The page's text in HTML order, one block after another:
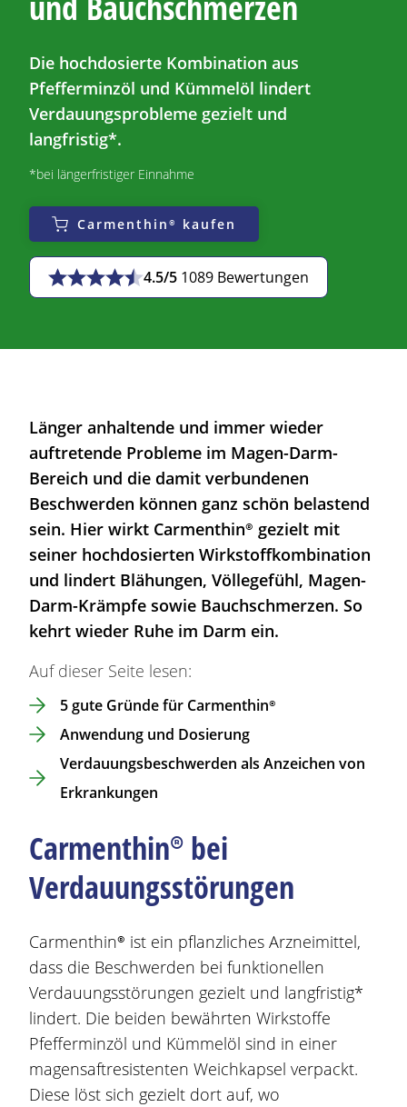
Die hochdosierte Kombination aus
Pfefferminzöl und Kümmelöl lindert
Verdauungsprobleme gezielt und
langfristig*.
*bei längerfristiger Einnahme
Carmenthin® kaufen
4.5/5 1089 Bewertungen
Länger anhaltende und immer wieder
auftretende Probleme im Magen-Darm-
Bereich und die damit verbundenen
Beschwerden können ganz schön belastend
sein. Hier wirkt Carmenthin® gezielt mit
seiner hochdosierten Wirkstoffkombination
und lindert Blähungen, Völlegefühl, Magen-
Darm-Krämpfe sowie Bauchschmerzen. So
kehrt wieder Ruhe im Darm ein.
Auf dieser Seite lesen:
5 gute Gründe für Carmenthin®
Anwendung und Dosierung
Verdauungsbeschwerden als Anzeichen von
Erkrankungen
Carmenthin®bei
Verdauungsstörungen
Carmenthin® ist ein pflanzliches Arzneimittel,
dass die Beschwerden bei funktionellen
Verdauungsstörungen gezielt und langfristig*
lindert. Die beiden bewährten Wirkstoffe
Pfefferminzöl und Kümmelöl sind in einer
magensaftresistenten Weichkapsel verpackt.
Diese löst sich gezielt dort auf, wo